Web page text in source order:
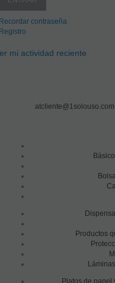
contraseña
mi actividad reciente
atcliente@1solouso.com
Productos
Platos de papel